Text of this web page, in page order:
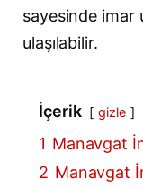
sayesinde imar
ulaşılabilir.
İçerik gizle
1 Manavgat
2 Manavgat